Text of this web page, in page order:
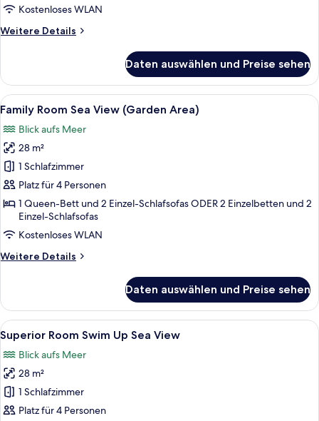
Kostenloses WLAN
Weitere Details
Weitere
Room
Sea
View
Daten auswählen und Preise sehen
Alle
Fotos
für
Family
Room
Sea
View
(Garden
Area)
anzeigen
Family Room Sea View (Garden
4
Family Room Sea View (Garden Area)
Blick aufs Meer
28 m²
1 Schlafzimmer
Platz für 4 Personen
1 Queen-Bett und 2 Einzel-Schlafsofas ODER 2 Einzelbetten und 2
Einzel-Schlafsofas
Kostenloses WLAN
Weitere Details
Weitere
Room
Sea
View
(Garden
Area)
Daten auswählen und Preise sehen
Alle
Fotos
für
Superior
Room
Swim
Superior Room Swim Up Sea View |
9
Superior Room Swim Up Sea View
Blick aufs Meer
28 m²
1 Schlafzimmer
Platz für 4 Personen